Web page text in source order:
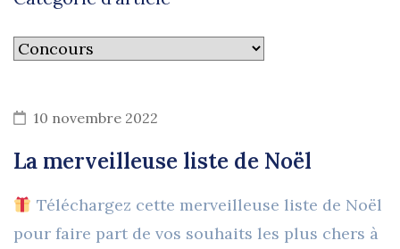
10 novembre 2022
La merveilleuse liste de Noël
Téléchargez cette merveilleuse liste de Noël
pour faire part de vos souhaits les plus chers à
Catégorie